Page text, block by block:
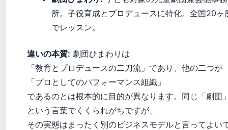
所。子役育成とプロデュースに特化。全国20ヶ
でレッスン。
違いの本質: 劇団ひまわりは
「教育とプロデュースの二刀流」であり、他の二つが
「プロとしてのパフォーマンス組織」
であるのとは根本的に目的が異なります。同じ「劇団
という言葉でくくられがちですが、
その実態はまったく別のビジネスモデルと言ってよい